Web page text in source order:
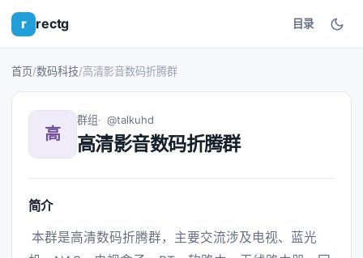
r rectg 目录
首页/数码科技/高清影音数码折腾群
高
群组 @talkuhd
高清影音数码折腾群
简介